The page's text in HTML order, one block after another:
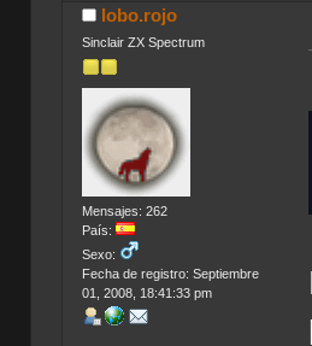
lobo.rojo
Sinclair ZX Spectrum
Mensajes: 262
País:
Sexo:
Fecha de registro: Septiembre
01, 2008, 18:41:33 pm